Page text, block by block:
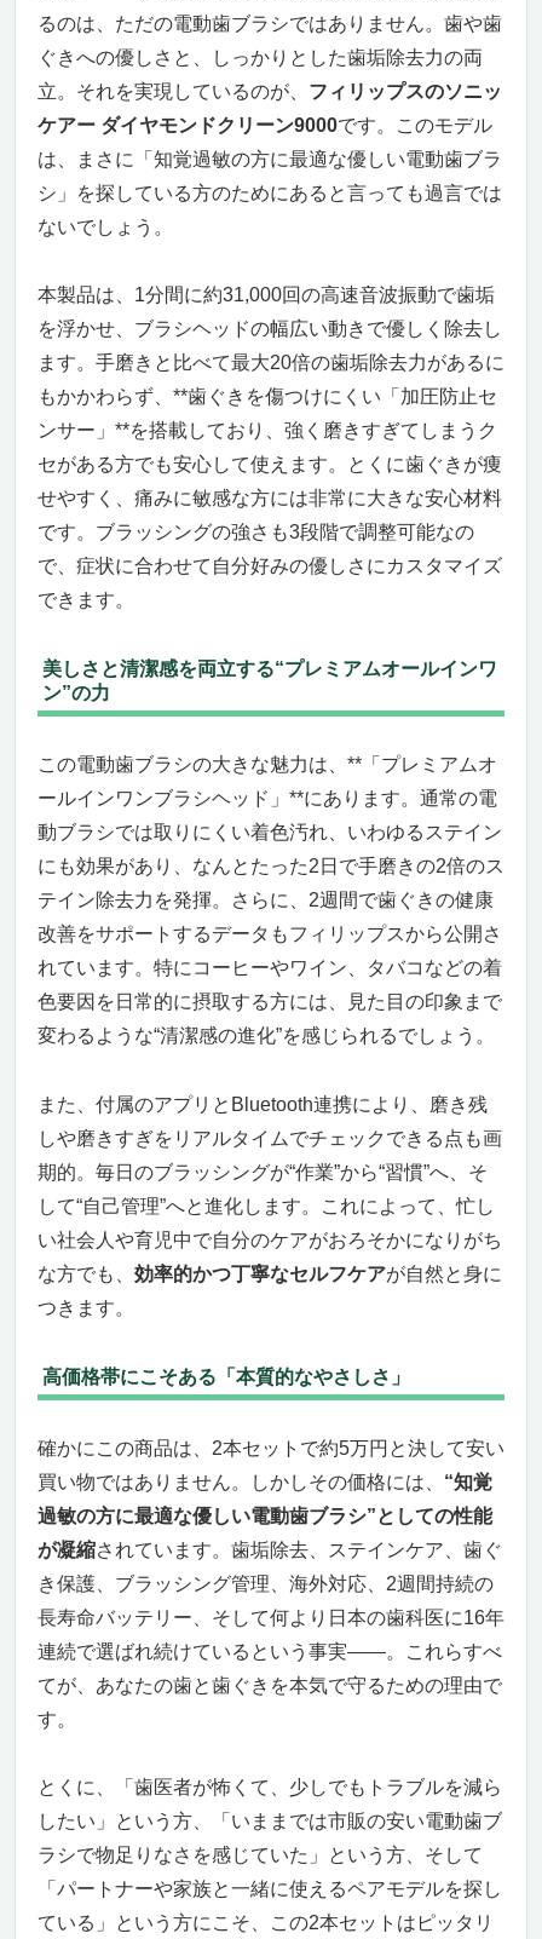
知覚過敏の方に最適な優しい電動歯ブラシ 歯
ぐきをいたわりながら、確かな磨き上がりを求
めるあなたへ──パナソニック ドルツシルバー
EW-CDP54-S
奥歯まで届く、繊細なヘッドとプロ監修のア
プリ連動で“正しいケア”を体感
こんなニーズの方におすすめ｜でもこういう
人には少し過剰かも？
ーンスマート HX9911/66
歯ぐきを傷つけずに、知覚過敏の方でも安心
して磨ける“賢い”電動歯ブラシ
水流×音波振動×スマートアシストで、敏感な
歯を守りながらツルツルに
“押しつけNG”な人にぴったりの機能が満載。
知覚過敏へのやさしさ設計
「グラスで充電」「USBトラベルケース付
き」で毎日の生活にもスマートさを
【こんな方におすすめ】
フィリップス ソニッケアー エキスパートクリ
知覚過敏でも快適なブラッシングを実現す
センサー搭載
スマホアプリと連携で、歯科医レベルのケア
をご自宅で
こんな人にはピッタリ。でも、こんな人には
ちょっと高級すぎるかも
まとめ：知覚過敏に悩むなら、迷わずこれ。
毎日の歯磨きが変わる
るのは、ただの電動歯ブラシではありません。歯や歯
ぐきへの優しさと、しっかりとした歯垢除去力の両
立。それを実現しているのが、 フィリップスのソニッ
ケアー ダイヤモンドクリーン9000です。このモデル
は、まさに「知覚過敏の方に最適な優しい電動歯ブラ
シ」を探している方のためにあると言っても過言では
ないでしょう。
本製品は、1分間に約31,000回の高速音波振動で歯垢
を浮かせ、ブラシヘッドの幅広い動きで優しく除去し
ます。手磨きと比べて最大20倍の歯垢除去力があるに
もかかわらず、**歯ぐきを傷つけにくい「加圧防止セ
ンサー」**を搭載しており、強く磨きすぎてしまうク
セがある方でも安心して使えます。とくに歯ぐきが痩
せやすく、痛みに敏感な方には非常に大きな安心材料
です。ブラッシングの強さも3段階で調整可能なの
で、症状に合わせて自分好みの優しさにカスタマイズ
できます。
美しさと清潔感を両立する“プレミアムオールインワ
ン”の力
この電動歯ブラシの大きな魅力は、**「プレミアムオ
ールインワンブラシヘッド」**にあります。通常の電
動ブラシでは取りにくい着色汚れ、いわゆるステイン
にも効果があり、なんとたった2日で手磨きの2倍のス
テイン除去力を発揮。さらに、2週間で歯ぐきの健康
改善をサポートするデータもフィリップスから公開さ
れています。特にコーヒーやワイン、タバコなどの着
色要因を日常的に摂取する方には、見た目の印象まで
変わるような“清潔感の進化”を感じられるでしょう。
また、付属のアプリとBluetooth連携により、磨き残
しや磨きすぎをリアルタイムでチェックできる点も画
期的。毎日のブラッシングが“作業”から“習慣”へ、そ
して“自己管理”へと進化します。これによって、忙し
い社会人や育児中で自分のケアがおろそかになりがち
な方でも、 効率的かつ丁寧なセルフケアが自然と身に
つきます。
高価格帯にこそある「本質的なやさしさ」
確かにこの商品は、2本セットで約5万円と決して安い
買い物ではありません。しかしその価格には、 “知覚
過敏の方に最適な優しい電動歯ブラシ”としての性能
が凝縮されています。歯垢除去、ステインケア、歯ぐ
き保護、ブラッシング管理、海外対応、2週間持続の
長寿命バッテリー、そして何より日本の歯科医に16年
連続で選ばれ続けているという事実——。これらすべ
てが、あなたの歯と歯ぐきを本気で守るための理由で
す。
とくに、「歯医者が怖くて、少しでもトラブルを減ら
したい」という方、「いままでは市販の安い電動歯ブ
ラシで物足りなさを感じていた」という方、そして
「パートナーや家族と一緒に使えるペアモデルを探し
ている」という方にこそ、この2本セットはピッタリ